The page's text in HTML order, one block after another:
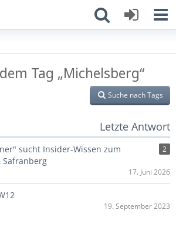
Tag „Michelsberg“
Suche nach Tags
Letzte Antwort
sucht Insider-Wissen zum
Safranberg
2
17. Juni 2026
19. September 2023